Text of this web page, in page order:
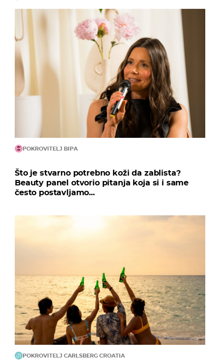
POKROVITELJ BIPA
Što je stvarno potrebno koži da zablista?
Beauty panel otvorio pitanja koja si i same
često postavljamo...
POKROVITELJ CARLSBERG CROATIA